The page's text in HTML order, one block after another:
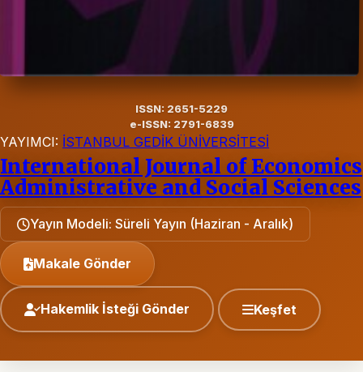
ISSN: 2651-5229
e-ISSN: 2791-6839
YAYIMCI: İSTANBUL GEDİK ÜNİVERSİTESİ
International Journal of Economics
Administrative and Social Sciences
Yayın Modeli: Süreli Yayın (Haziran - Aralık)
Makale Gönder
Hakemlik İsteği Gönder Keşfet